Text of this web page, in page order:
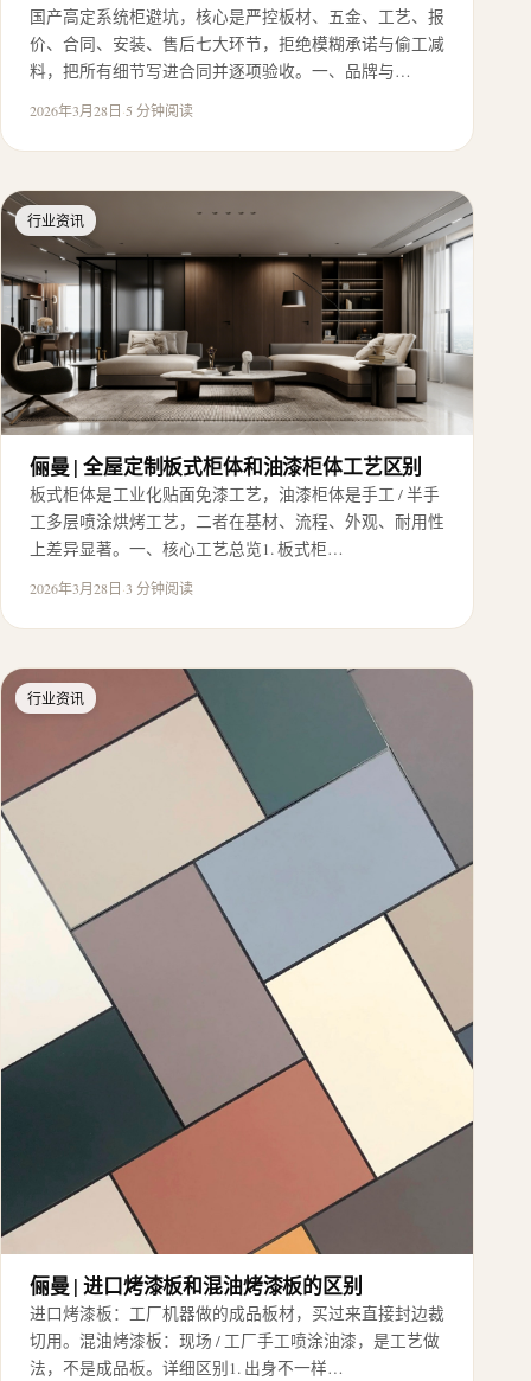
国产高定系统柜避坑，核心是严控板材、五金、工艺、报
价、合同、安装、售后七大环节，拒绝模糊承诺与偷工减
料，把所有细节写进合同并逐项验收。一、品牌与…
2026年3月28日·5 分钟阅读
行业资讯
俪曼 | 全屋定制板式柜体和油漆柜体工艺区别
板式柜体是工业化贴面免漆工艺，油漆柜体是手工 / 半手
工多层喷涂烘烤工艺，二者在基材、流程、外观、耐用性
上差异显著。一、核心工艺总览1. 板式柜…
2026年3月28日·3 分钟阅读
行业资讯
俪曼 | 进口烤漆板和混油烤漆板的区别
进口烤漆板：工厂机器做的成品板材，买过来直接封边裁
切用。混油烤漆板：现场 / 工厂手工喷涂油漆，是工艺做
法，不是成品板。详细区别1. 出身不一样…